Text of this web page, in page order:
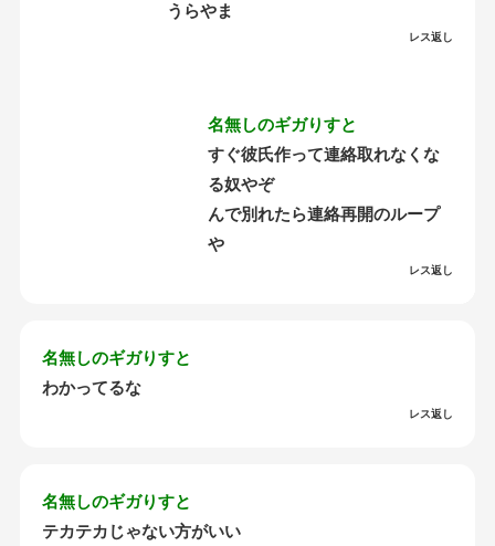
うらやま
レス返し
名無しのギガりすと
すぐ彼氏作って連絡取れなくな
る奴やぞ
んで別れたら連絡再開のループ
や
レス返し
名無しのギガりすと
わかってるな
レス返し
名無しのギガりすと
テカテカじゃない方がいい